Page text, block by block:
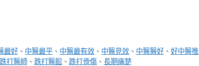
最好 、 中醫最平 、 中醫最有效 、 中醫見效 、 中醫醫好 、好中醫推
跌打醫師 、 跌打醫館 、 跌打骨傷 、 長期痛楚